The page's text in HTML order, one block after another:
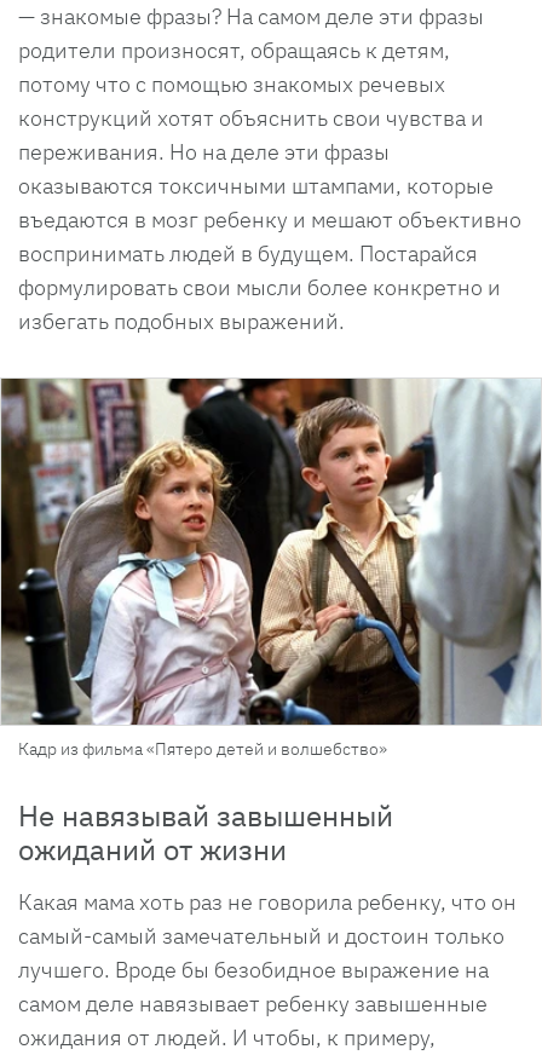
— знакомые фразы? На самом деле эти фразы
родители произносят, обращаясь к детям,
потому что с помощью знакомых речевых
конструкций хотят объяснить свои чувства и
переживания. Но на деле эти фразы
оказываются токсичными штампами, которые
въедаются в мозг ребенку и мешают объективно
воспринимать людей в будущем. Постарайся
формулировать свои мысли более конкретно и
избегать подобных выражений.
Кадр из фильма «Пятеро детей и волшебство»
Не навязывай завышенный
ожиданий от жизни
Какая мама хоть раз не говорила ребенку, что он
самый-самый замечательный и достоин только
лучшего. Вроде бы безобидное выражение на
самом деле навязывает ребенку завышенные
ожидания от людей. И чтобы, к примеру,